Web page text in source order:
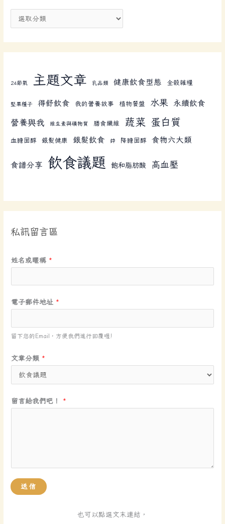
24節氣 主題文章 乳品類 健康飲食型態 全榖雜糧
堅果種子 得舒飲食 我的營養故事 植物餐盤 水果 永續飲食
營養與我 維生素與礦物質 膳食纖維 蔬菜 蛋白質
血膽固醇 銀髮健康 銀髮飲食 鋅 降膽固醇 食物六大類
食譜分享 飲食議題 飽和脂肪酸 高血壓
私訊留言區
章
文
分
*
姓名或暱稱 *
電子郵件地址 *
留下您的Email，方便我們進行回覆喔!
文章分類 *
留言給我們吧！ *
送信
也可以點選文末連結，